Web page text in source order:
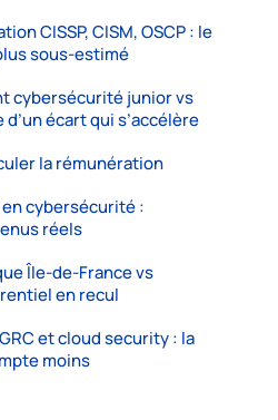
CISSP, CISM, OSCP : le
sous-estimé
cybersécurité junior vs
écart qui s’accélère
la rémunération
en cybersécurité :
réels
Île-de-France vs
en recul
et cloud security : la
moins